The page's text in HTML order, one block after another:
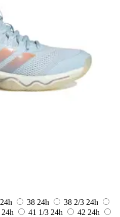
24h 38 24h 38 2/3 24h
24h 41 1/3 24h 42 24h